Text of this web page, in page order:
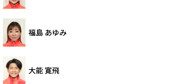
福島 あゆみ
大能 寛飛